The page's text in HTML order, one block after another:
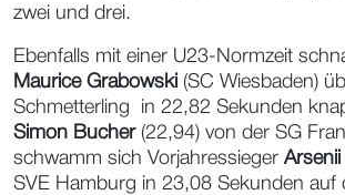
zwei und drei.
Ebenfalls mit einer U23-Normzeit
Maurice Grabowski (SC Wiesbaden)
Schmetterling in 22,82 Sekunden
Simon Bucher(22,94) von der SG
schwamm sich VorjahressiegerArsenii
SVE Hamburg in 23,08 Sekunden auf